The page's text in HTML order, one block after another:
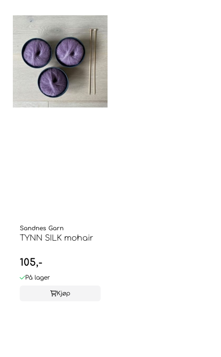
Sandnes Garn
TYNN SILK mohair
105,-
På lager
Kjøp